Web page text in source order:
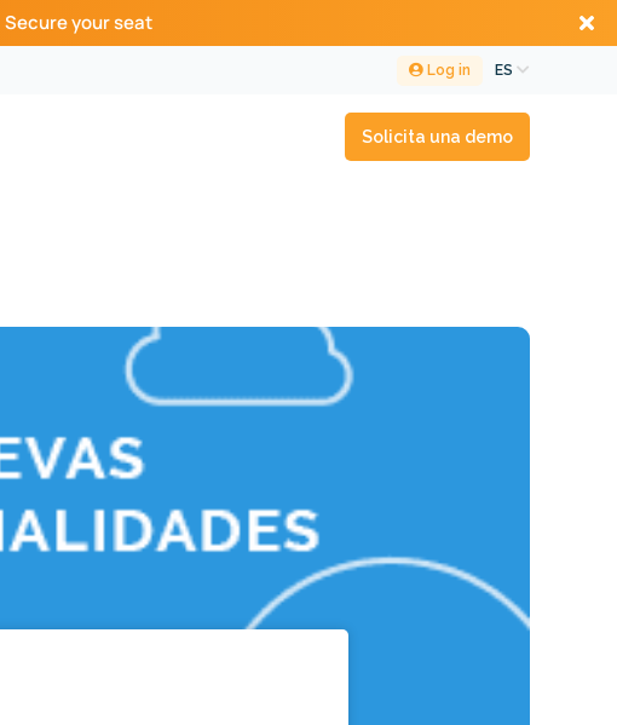
Secure your seat
ES
Log in
Solicita una demo